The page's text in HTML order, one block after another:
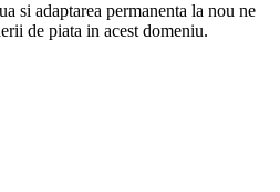
si adaptarea permanenta la nou ne
de piata in acest domeniu.